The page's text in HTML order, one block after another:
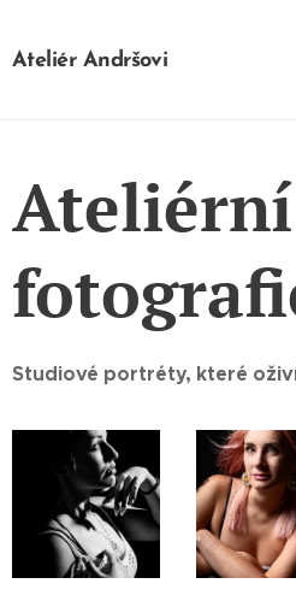
Ateliér Andršovi
Ateliérní
Studiové portréty, které